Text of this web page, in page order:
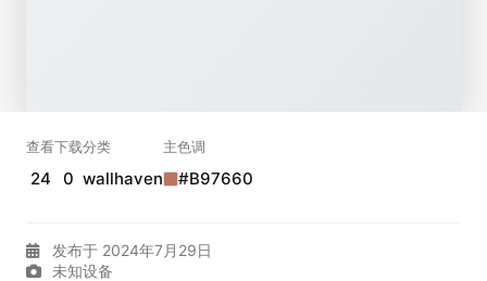
查看
24
下载
0
分类
wallhaven
主色调
#B97660
发布于 2024年7月29日
未知设备
相关壁纸